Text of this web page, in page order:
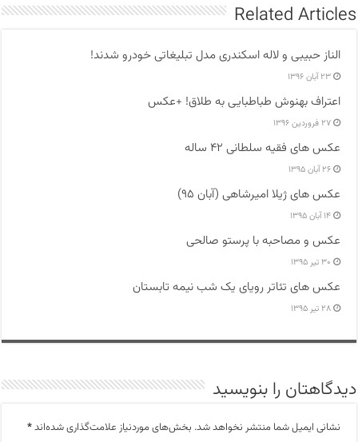
Related Articles
الناز حبیبی و لاله اسکندری مدل تبلیغاتی خودرو شدند!
۲۳ آبان ۱۳۹۶
اعتراف بهنوش طباطبایی به طلاق! +عکس
۲۷ فروردین ۱۳۹۶
عکس های فقیه سلطانی ۴۲ ساله
۲۶ آبان ۱۳۹۵
عکس های ژیلا امیرشاهی (آبان ۹۵)
۱۴ آبان ۱۳۹۵
عکس و مصاحبه با پرستو صالحی
۳۰ تیر ۱۳۹۵
عکس های تئاتر رویای یک شب نیمه تابستان
۲۸ تیر ۱۳۹۵
دیدگاهتان را بنویسید
نشانی ایمیل شما منتشر نخواهد شد. بخش‌های موردنیاز علامت‌گذاری شده‌اند*